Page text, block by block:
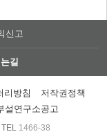
신고
길
리방침
저작권정책
설연구소공고
1466-38